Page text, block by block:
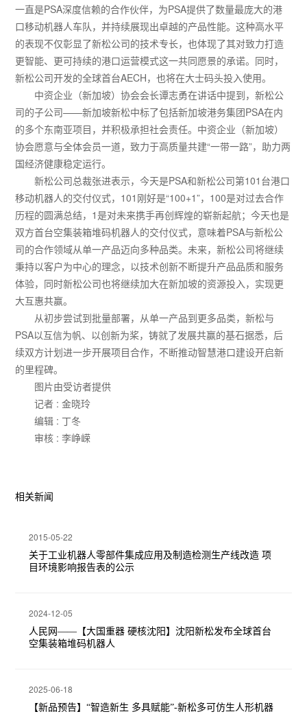
一直是PSA深度信赖的合作伙伴，为PSA提供了数量最庞大的港
口移动机器人车队，并持续展现出卓越的产品性能。这种高水平
的表现不仅彰显了新松公司的技术专长，也体现了其对致力打造
更智能、更可持续的港口运营模式这一共同愿景的承诺。同时，
新松公司开发的全球首台AECH，也将在大士码头投入使用。
中资企业（新加坡）协会会长谭志勇在讲话中提到，新松公
司的子公司——新加坡新松中标了包括新加坡港务集团PSA在内
的多个东南亚项目，并积极承担社会责任。中资企业（新加坡）
协会愿意与全体会员一道，致力于高质量共建“一带一路”，助力两
国经济健康稳定运行。
新松公司总裁张进表示，今天是PSA和新松公司第101台港口
移动机器人的交付仪式，101刚好是“100+1”，100是对过去合作
历程的圆满总结，1是对未来携手再创辉煌的崭新起航；今天也是
双方首台空集装箱堆码机器人的交付仪式，意味着PSA与新松公
司的合作领域从单一产品迈向多种品类。未来，新松公司将继续
秉持以客户为中心的理念，以技术创新不断提升产品品质和服务
体验，同时新松公司也将继续加大在新加坡的资源投入，实现更
大互惠共赢。
从初步尝试到批量部署，从单一产品到更多品类，新松与
PSA以互信为帆、以创新为桨，铸就了发展共赢的基石据悉，后
续双方计划进一步开展项目合作，不断推动智慧港口建设开启新
的里程碑。
图片由受访者提供
记者 : 金晓玲
编辑 : 丁冬
审核 : 李峥嵘
相关新闻
2015-05-22
关于工业机器人零部件集成应用及制造检测生产线改造 项
目环境影响报告表的公示
2024-12-05
人民网——【大国重器 硬核沈阳】沈阳新松发布全球首台
空集装箱堆码机器人
2025-06-18
【新品预告】“智造新生 多具赋能”-新松多可仿生人形机器